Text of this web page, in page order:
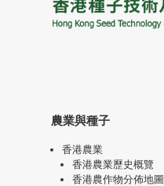
農業與種子
香港農業
香港農業歷史概覽
香港農作物分佈地圖